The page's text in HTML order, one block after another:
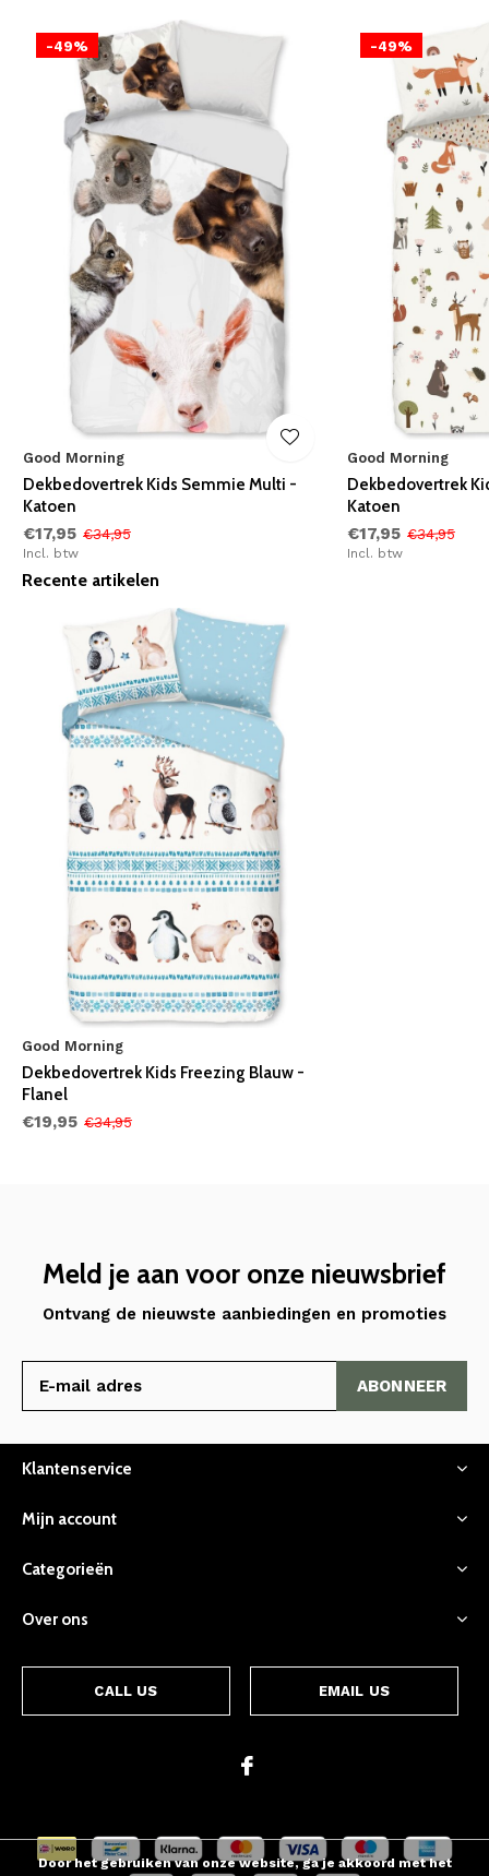
-49%
Good Morning
Dekbedovertrek Kids Semmie Multi -
Katoen
€17,95 €34,95
Incl. btw
-49%
Good Morning
Dekbedovertrek
Katoen
€17,95 €34,95
Incl. btw
Recente artikelen
Good Morning
Dekbedovertrek Kids Freezing Blauw -
Flanel
€19,95 €34,95
Meld je aan voor onze nieuwsbrief
Ontvang de nieuwste aanbiedingen en promoties
ABONNEER
Klantenservice
Mijn account
Categorieën
Over ons
CALL US EMAIL US
Door het gebruiken van onze website, ga je akkoord met het